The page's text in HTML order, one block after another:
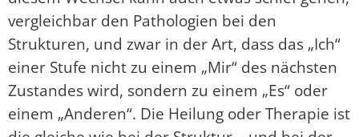
vergleichbar den Pathologien bei den
Strukturen, und zwar in der Art, dass das „Ich“
einer Stufe nicht zu einem „Mir“ des nächsten
Zustandes wird, sondern zu einem „Es“ oder
einem „Anderen“. Die Heilung oder Therapie ist